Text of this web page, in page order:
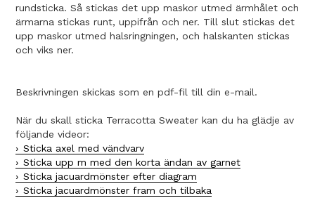
rundsticka. Så stickas det upp maskor utmed ärmhålet och
ärmarna stickas runt, uppifrån och ner. Till slut stickas det
upp maskor utmed halsringningen, och halskanten stickas
och viks ner.
Beskrivningen skickas som en pdf-fil till din e-mail.
När du skall sticka Terracotta Sweater kan du ha glädje av
följande videor:
Sticka axel med vändvarv
Sticka upp m med den korta ändan av garnet
Sticka jacuardmönster efter diagram
Sticka jacuardmönster fram och tilbaka